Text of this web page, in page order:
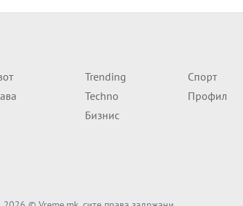
Trending
Techno
Бизнис
Спорт
Профил